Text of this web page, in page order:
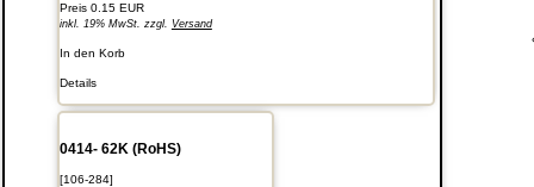
Preis 0.15 EUR
inkl. 19% MwSt. zzgl. Versand
In den Korb
Details
0414- 62K (RoHS)
[106-284]